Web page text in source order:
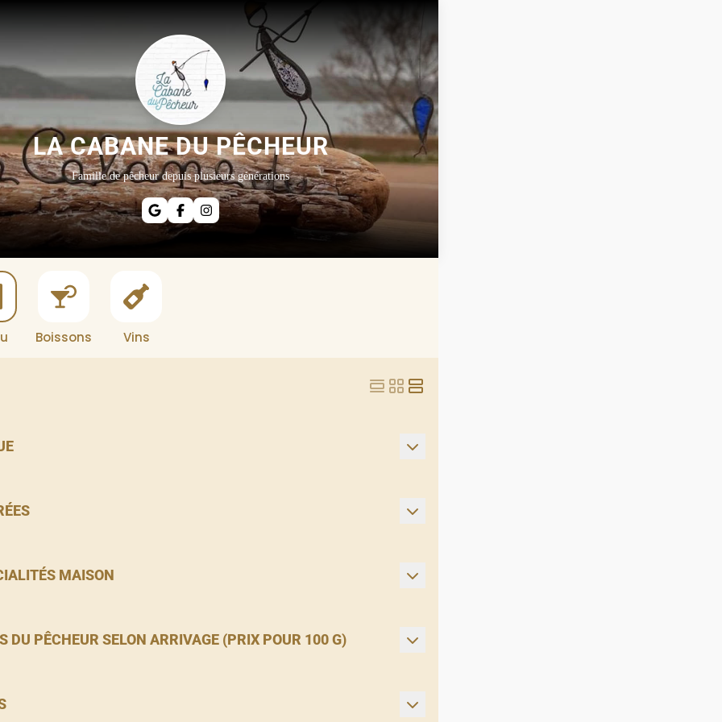
LA CABANE DU PÊCHEUR
Famille de pêcheur depuis plusieurs générations
Boissons Vins
MAISON
DU PÊCHEUR SELON ARRIVAGE (PRIX POUR 100 G)